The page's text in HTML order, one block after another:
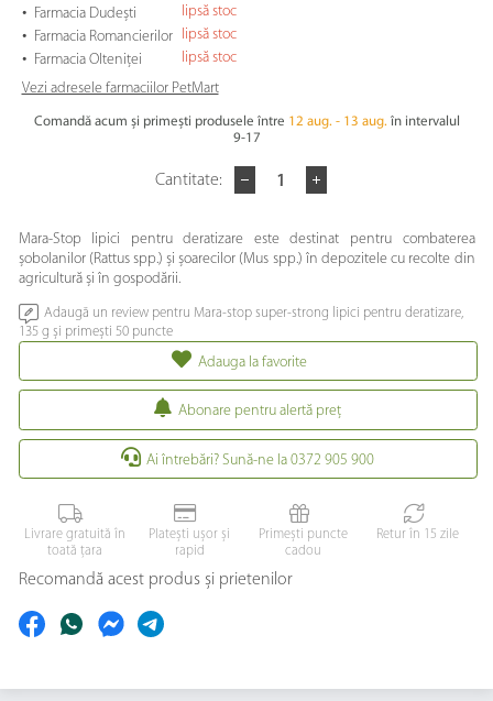
• Farmacia Dudești lipsă stoc
• Farmacia Romancierilor lipsă stoc
• Farmacia Olteniței
lipsă stoc
Vezi adresele farmaciilor PetMart
Comandă acum și primești produsele între 12 aug. - 13 aug. în intervalul
9-17
Cantitate:
Mara-Stop lipici pentru deratizare este destinat pentru combaterea
șobolanilor (Rattus spp.) și șoarecilor (Mus spp.) în depozitele cu recolte din
agricultură și în gospodării.
Adaugă un review pentru Mara-stop super-strong lipici pentru deratizare,
135 g și primești 50 puncte
Adauga la favorite
Abonare pentru alertă preţ
Ai întrebări? Sună-ne la 0372 905 900
Livrare gratuită în
toată țara
Platești ușor și
rapid
Primești puncte
cadou
Retur în 15 zile
Recomandă acest produs și prietenilor